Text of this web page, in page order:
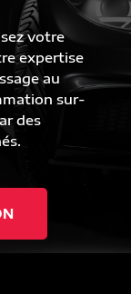
votre
expertise
au
sur-
des